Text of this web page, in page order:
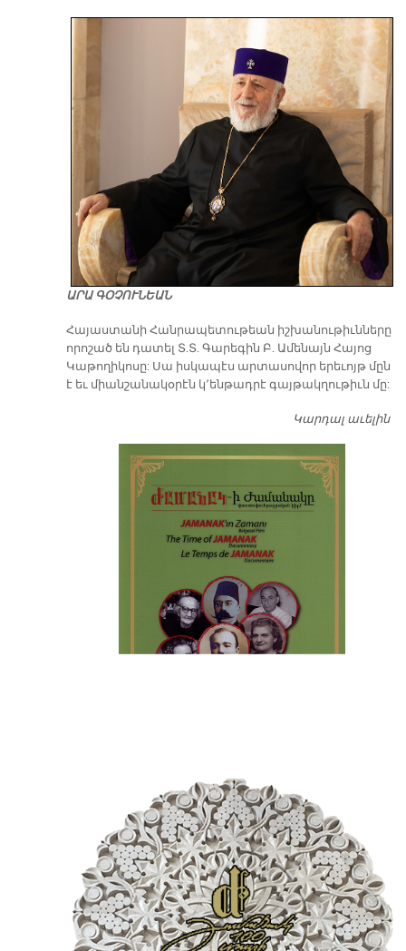
ԱՐԱ ԳՕՉՈՒՆԵԱՆ
​Հայաստանի Հանրապետութեան իշխանութիւնները
որոշած են դատել Տ.Տ. Գարեգին Բ. Ամենայն Հայոց
Կաթողիկոսը: Սա իսկապէս արտասովոր երեւոյթ մըն
է եւ միանշանակօրէն կ՚ենթադրէ գայթակղութիւն մը:
Կարդալ աւելին